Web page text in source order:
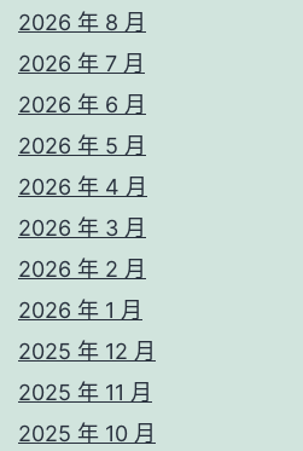
2026 年 8 月
2026 年 7 月
2026 年 6 月
2026 年 5 月
2026 年 4 月
2026 年 3 月
2026 年 2 月
2026 年 1 月
2025 年 12 月
2025 年 11 月
2025 年 10 月